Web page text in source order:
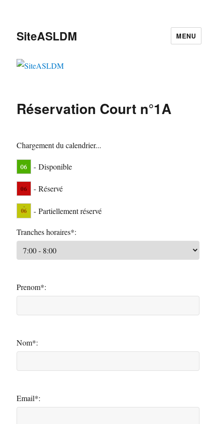
SiteASLDM MENU
Réservation Court n°1A
Chargement du calendrier...
06 - Disponible
06 - Réservé
·
06 - Partiellement réservé
Tranches horaires*:
Prenom*:
Nom*:
Email*: